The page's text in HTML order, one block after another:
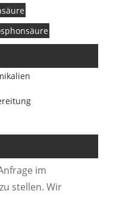
im
stellen. Wir